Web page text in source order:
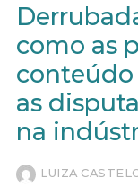
como as
as
na
LUIZA